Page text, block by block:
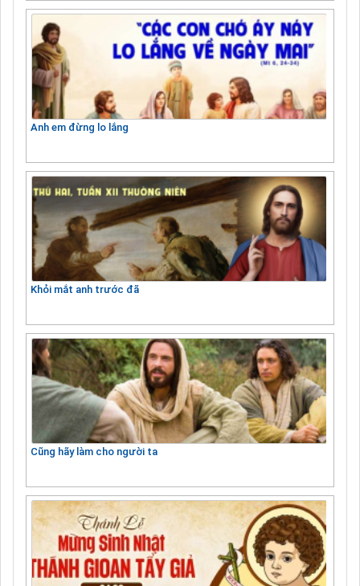
Anh em đừng lo lắng
Khỏi mắt anh trước đã
Cũng hãy làm cho người ta